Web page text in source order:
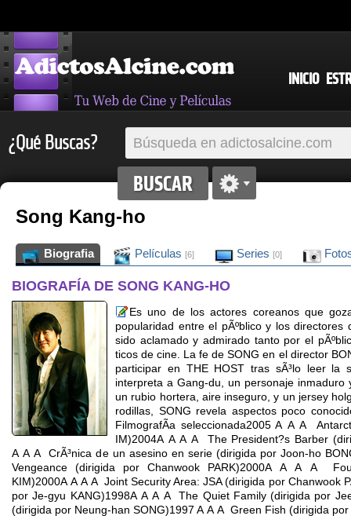
INICIO
¿Qué Buscas?
Song Kang-ho
Biografia Películas [6] Series [0]
BIOGRAFÍA DE SONG KANG-HO
Es uno de los actores coreanos que
popularidad entre el pÃºblico y los
sido aclamado y admirado tanto por el
ticos de cine. La fe de SONG en el director
participar en THE HOST tras sÃ³lo leer la
interpreta a Gang-du, un personaje
un rubio hortera, aire inseguro, y un jersey
rodillas, SONG revela aspectos poco
FilmografÃ­a seleccionada2005 A A A
IM)2004A A A A The President?s Barber
A A A CrÃ³nica de un asesino en serie (dirigida por Joon-ho
Vengeance (dirigida por Chanwook PARK)2000A A A A
KIM)2000A A A A Joint Security Area: JSA (dirigida por Chanwook
por Je-gyu KANG)1998A A A A The Quiet Family (dirigida por
(dirigida por Neung-han SONG)1997 A A A Green Fish (dirigida